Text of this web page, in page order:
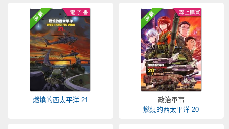
燃燒的西太平洋 21
政治軍事
燃燒的西太平洋 20